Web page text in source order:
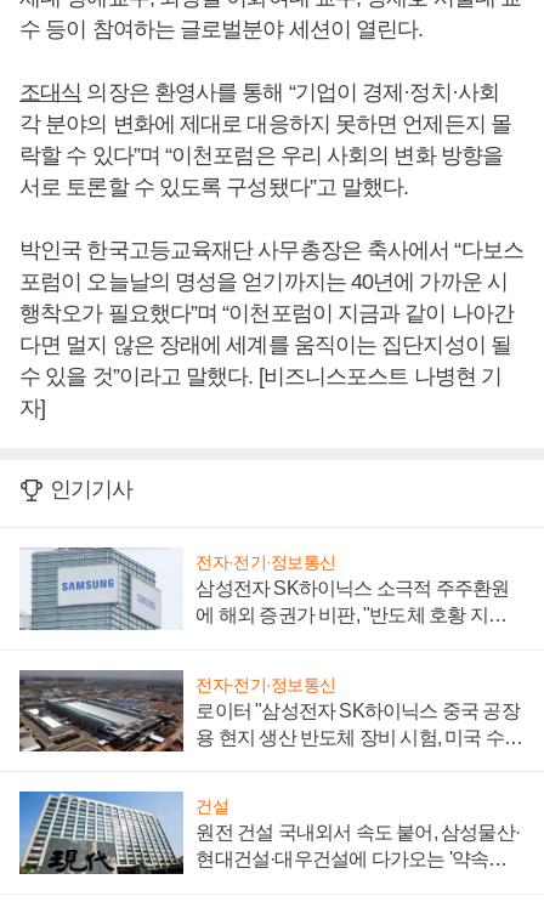
수 등이 참여하는 글로벌분야 세션이 열린다.
조대식 의장은 환영사를 통해 “기업이 경제·정치·사회
각 분야의 변화에 제대로 대응하지 못하면 언제든지 몰
락할 수 있다”며 “이천포럼은 우리 사회의 변화 방향을
서로 토론할 수 있도록 구성됐다”고 말했다.
박인국 한국고등교육재단 사무총장은 축사에서 “다보스
포럼이 오늘날의 명성을 얻기까지는 40년에 가까운 시
행착오가 필요했다”며 “이천포럼이 지금과 같이 나아간
다면 멀지 않은 장래에 세계를 움직이는 집단지성이 될
수 있을 것”이라고 말했다. [비즈니스포스트 나병현 기
자]
인기기사
전자·전기·정보통신
삼성전자 SK하이닉스 소극적 주주환원
에 해외 증권가 비판, "반도체 호황 지속
전자·전기·정보통신
로이터 "삼성전자 SK하이닉스 중국 공장
용 현지 생산 반도체 장비 시험, 미국 수출
건설
원전 건설 국내외서 속도 붙어, 삼성물산·
현대건설·대우건설에 다가오는 '약속의